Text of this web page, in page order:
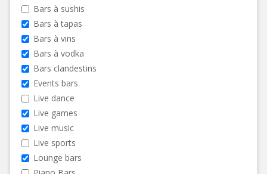
Bars à sushis
Bars à tapas
Bars à vins
Bars à vodka
Bars clandestins
Events bars
Live dance
Live games
Live music
Live sports
Lounge bars